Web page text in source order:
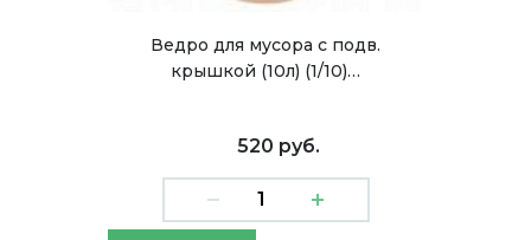
Ведро для мусора с подв.
крышкой (10л) (1/10)…
520 руб.